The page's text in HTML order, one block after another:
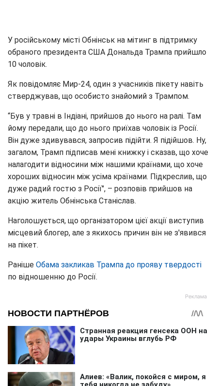
У російському місті Обнінськ на мітинг в підтримку
обраного президента США Дональда Трампа прийшло
10 чоловік.
Як повідомляє Мир-24, один з учасників пікету навіть
стверджував, що особисто знайомий з Трампом.
“Був у травні в Індіані, прийшов до нього на ралі. Там
йому передали, що до нього приїхав чоловік із Росії.
Він дуже здивувався, запросив підійти. Я підійшов. Ну,
загалом, Трамп підписав мені книжку і сказав, що хоче
налагодити відносини між нашими країнами, що хоче
хороших відносин між усіма країнами. Підкреслив, що
дуже радий гостю з Росії", – розповів прийшов на
акцію житель Обнінська Станіслав.
Наголошується, що організатором цієї акції виступив
місцевий блогер, але з якихось причин він не з'явився
на пікет.
Раніше Обама закликав Трампа до прояву твердості
по відношенню до Росії.